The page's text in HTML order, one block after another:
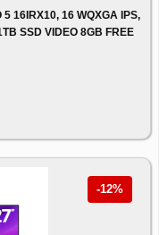
16IRX10, 16 WQXGA IPS,
SSD VIDEO 8GB FREE
-12%